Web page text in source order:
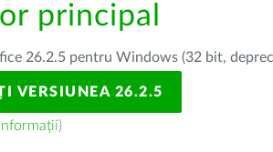
principal
26.2.5 pentru Windows (32 bit,
VERSIUNEA 26.2.5
Informații)